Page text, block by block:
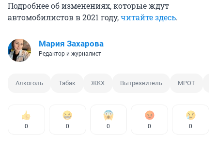
Подробнее об изменениях, которые ждут
автомобилистов в 2021 году,читайте здесь.
Мария Захарова
Редактор и журналист
Алкоголь Табак ЖКХ Вытрезвитель МРОТ
0 0 0 0 0